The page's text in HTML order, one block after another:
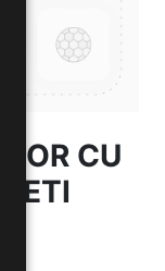
CU